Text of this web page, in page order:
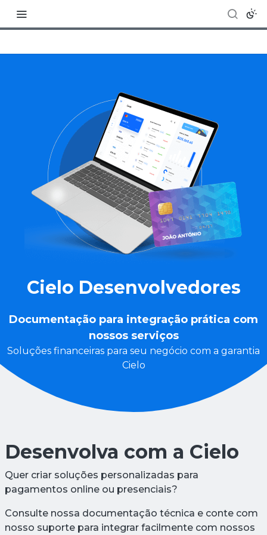
Cielo Desenvolvedores
Documentação para integração prática com
nossos serviços
Soluções financeiras para seu negócio com a garantia
Cielo
Desenvolva com a Cielo
Quer criar soluções personalizadas para
pagamentos online ou presenciais?
Consulte nossa documentação técnica e conte com
nosso suporte para integrar facilmente com nossos